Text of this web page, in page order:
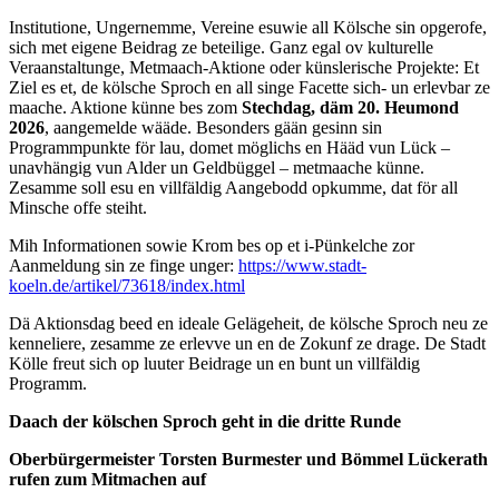
Institutione, Ungernemme, Vereine esuwie all Kölsche sin opgerofe,
sich met eigene Beidrag ze beteilige. Ganz egal ov kulturelle
Veraanstaltunge, Metmaach-Aktione oder künslerische Projekte: Et
Ziel es et, de kölsche Sproch en all singe Facette sich- un erlevbar ze
maache. Aktione künne bes zom Stechdag, däm 20. Heumond
2026, aangemelde wääde. Besonders gään gesinn sin
Programmpunkte för lau, domet möglichs en Hääd vun Lück –
unavhängig vun Alder un Geldbüggel – metmaache künne.
Zesamme soll esu en villfäldig Aangebodd opkumme, dat för all
Minsche offe steiht.
Mih Informationen sowie Krom bes op et i-Pünkelche zor
Aanmeldung sin ze finge unger: https://www.stadt-
koeln.de/artikel/73618/index.html
Dä Aktionsdag beed en ideale Gelägeheit, de kölsche Sproch neu ze
kenneliere, zesamme ze erlevve un en de Zokunf ze drage. De Stadt
Kölle freut sich op luuter Beidrage un en bunt un villfäldig
Programm.
Daach der kölschen Sproch geht in die dritte Runde
Oberbürgermeister Torsten Burmester und Bömmel Lückerath
rufen zum Mitmachen auf